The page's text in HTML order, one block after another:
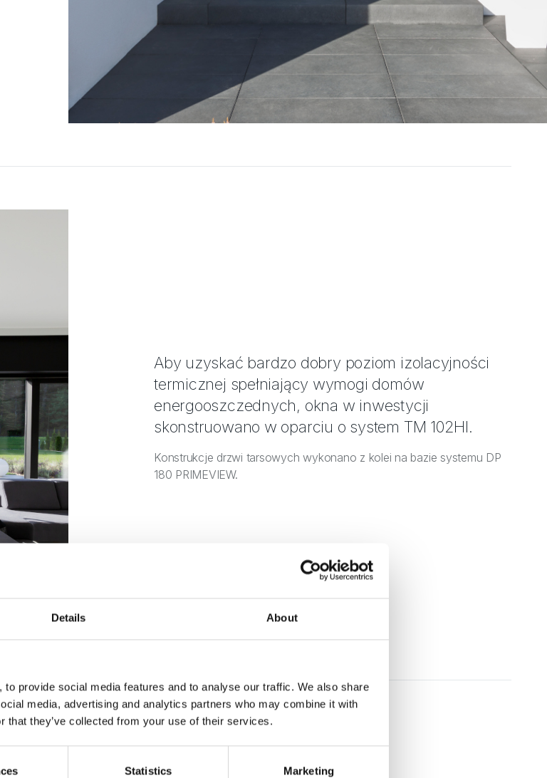
Details About
provide social media features and to analyse our traffic. We also share
media, advertising and analytics partners who may combine it with
that they’ve collected from your use of their services.
Statistics Marketing
Aby uzyskać bardzo dobry poziom izolacyjności
termicznej spełniający wymogi domów
energooszczednych, okna w inwestycji
skonstruowano w oparciu o system TM 102HI.
Konstrukcje drzwi tarsowych wykonano z kolei na bazie systemu DP
180 PRIMEVIEW.